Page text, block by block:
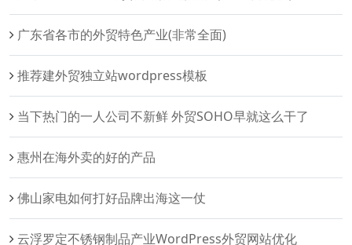
广东省各市的外贸特色产业(非常全面)
推荐建外贸独立站wordpress模板
当下热门的一人公司不新鲜 外贸SOHO早就这么干了
惠州在海外卖的好的产品
佛山家电如何打好品牌出海这一仗
云浮罗定不锈钢制品产业WordPress外贸网站优化